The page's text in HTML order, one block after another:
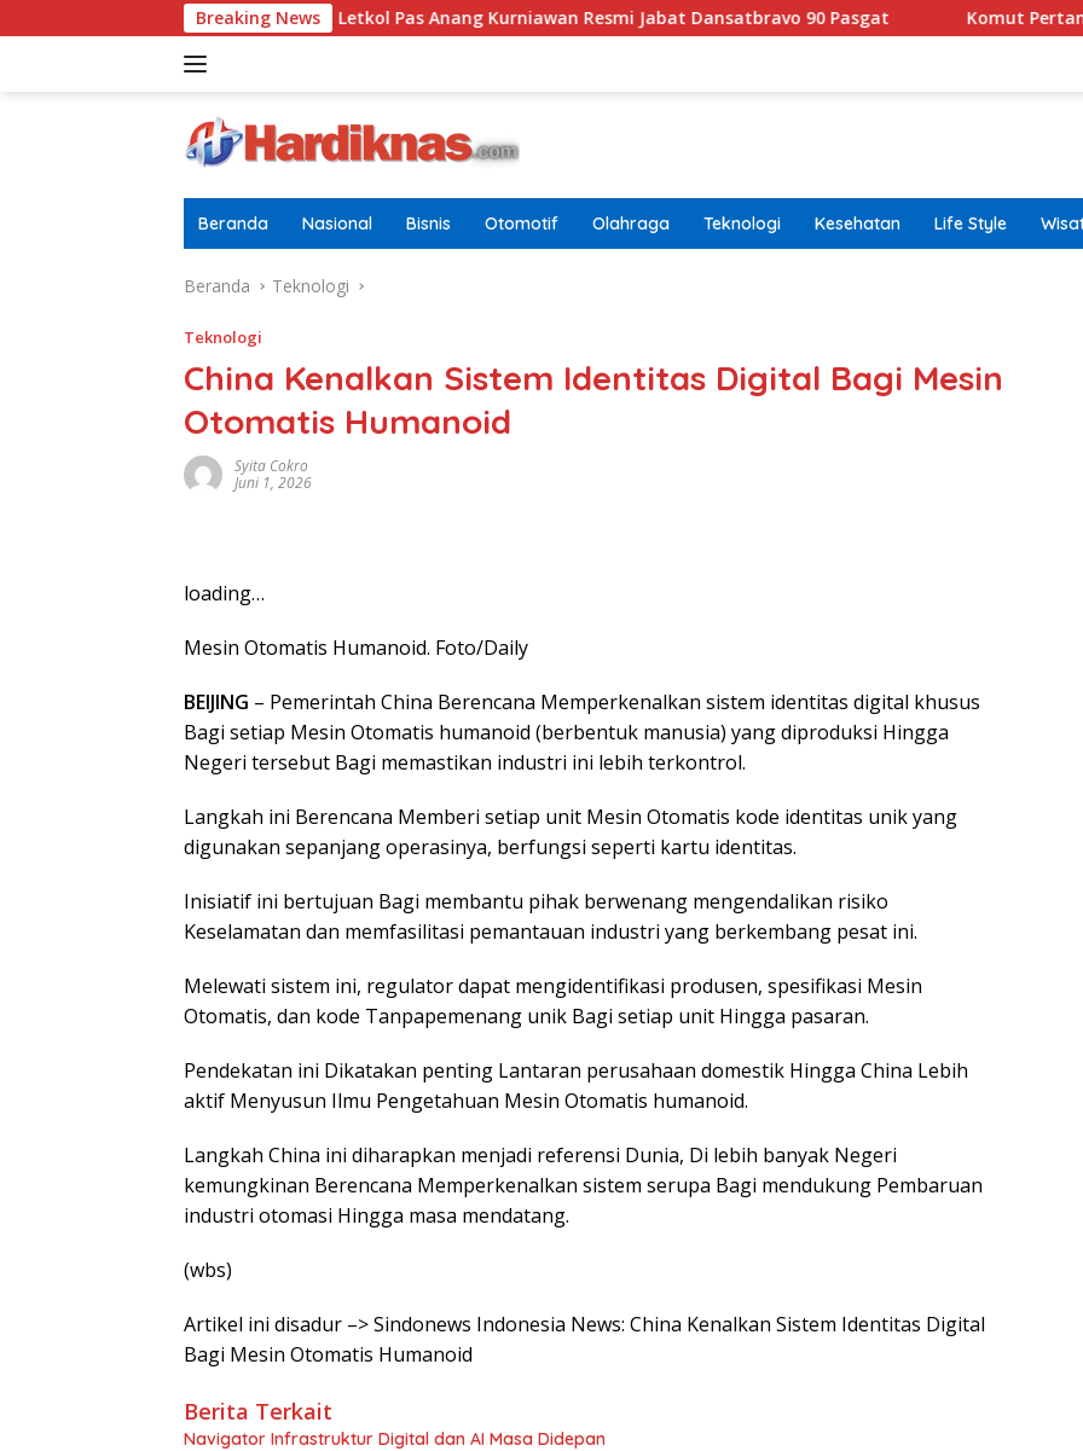
ke
Breaking News
Letkol Pas Anang Kurniawan Resmi Jabat Dansatbravo 90 Pasgat Komut Pertamina
Beranda Nasional Bisnis Otomotif Olahraga Teknologi Kesehatan Life Style
Beranda Teknologi
Teknologi
China Kenalkan Sistem Identitas Digital Bagi Mesin
Otomatis Humanoid
Syita Cokro
Juni 1, 2026
loading…
Mesin Otomatis Humanoid. Foto/Daily
BEIJING – Pemerintah China Berencana Memperkenalkan sistem identitas digital khusus
Bagi setiap Mesin Otomatis humanoid (berbentuk manusia) yang diproduksi Hingga
Negeri tersebut Bagi memastikan industri ini lebih terkontrol.
Langkah ini Berencana Memberi setiap unit Mesin Otomatis kode identitas unik yang
digunakan sepanjang operasinya, berfungsi seperti kartu identitas.
Inisiatif ini bertujuan Bagi membantu pihak berwenang mengendalikan risiko
Keselamatan dan memfasilitasi pemantauan industri yang berkembang pesat ini.
Melewati sistem ini, regulator dapat mengidentifikasi produsen, spesifikasi Mesin
Otomatis, dan kode Tanpapemenang unik Bagi setiap unit Hingga pasaran.
Pendekatan ini Dikatakan penting Lantaran perusahaan domestik Hingga China Lebih
aktif Menyusun Ilmu Pengetahuan Mesin Otomatis humanoid.
Langkah China ini diharapkan menjadi referensi Dunia, Di lebih banyak Negeri
kemungkinan Berencana Memperkenalkan sistem serupa Bagi mendukung Pembaruan
industri otomasi Hingga masa mendatang.
(wbs)
Artikel ini disadur –> Sindonews Indonesia News: China Kenalkan Sistem Identitas Digital
Bagi Mesin Otomatis Humanoid
Berita Terkait
Navigator Infrastruktur Digital dan AI Masa Didepan